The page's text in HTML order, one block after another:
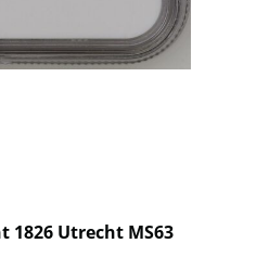
1826 Utrecht MS63